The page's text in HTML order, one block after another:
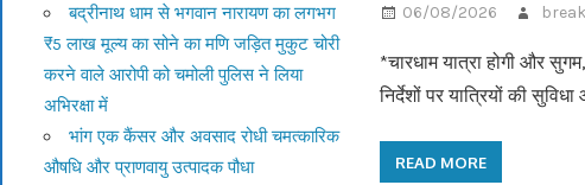
06/08/2026
*चारधाम यात्रा होगी और
निर्देशों पर यात्रियों की
READ MORE
बद्रीनाथ धाम से भगवान नारायण का लगभग
₹5 लाख मूल्य का सोने का मणि जड़ित मुकुट चोरी
करने वाले आरोपी को चमोली पुलिस ने लिया
अभिरक्षा में
भांग एक कैंसर और अवसाद रोधी चमत्कारिक
औषधि और प्राणवायु उत्पादक पौधा